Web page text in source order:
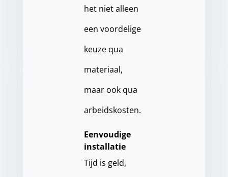
het niet alleen
een voordelige
keuze qua
materiaal,
maar ook qua
arbeidskosten.
Eenvoudige
installatie
Tijd is geld,